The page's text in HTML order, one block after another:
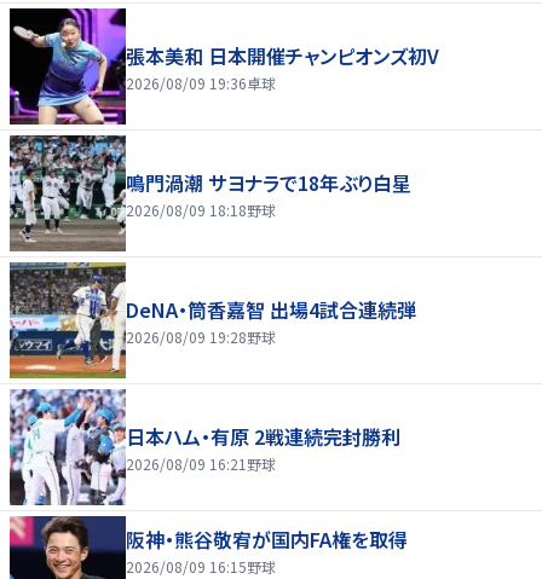
張本美和 日本開催チャンピオンズ初V
2026/08/09 19:36卓球
鳴門渦潮 サヨナラで18年ぶり白星
2026/08/09 18:18野球
DeNA・筒香嘉智 出場4試合連続弾
2026/08/09 19:28野球
日本ハム・有原 2戦連続完封勝利
2026/08/09 16:21 野球
阪神・熊谷敬宥が国内FA権を取得
2026/08/09 16:15野球